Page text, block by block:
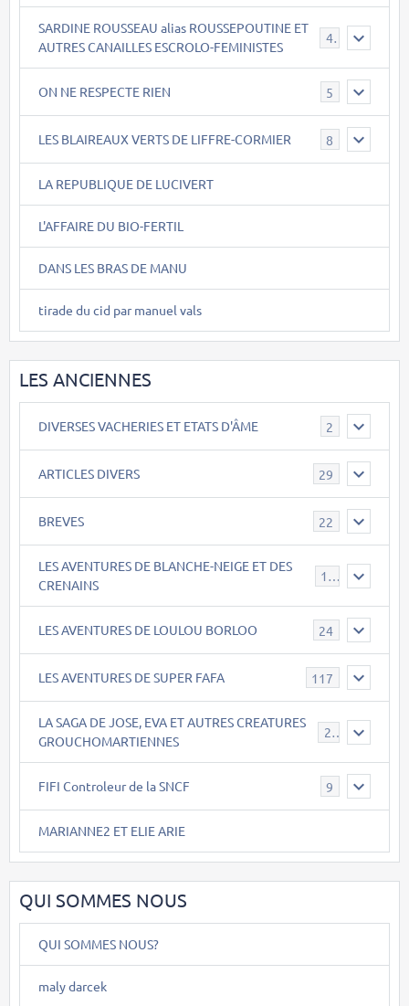
SARDINE ROUSSEAU alias ROUSSEPOUTINE ET
AUTRES CANAILLES ESCROLO-FEMINISTES
40
ON NE RESPECTE RIEN 5
LES BLAIREAUX VERTS DE LIFFRE-CORMIER 8
LA REPUBLIQUE DE LUCIVERT
L'AFFAIRE DU BIO-FERTIL
DANS LES BRAS DE MANU
tirade du cid par manuel vals
LES ANCIENNES
DIVERSES VACHERIES ET ETATS D'ÂME 2
ARTICLES DIVERS 29
BREVES 22
LES AVENTURES DE BLANCHE-NEIGE ET DES
CRENAINS
17
LES AVENTURES DE LOULOU BORLOO 24
LES AVENTURES DE SUPER FAFA 117
LA SAGA DE JOSE, EVA ET AUTRES CREATURES
GROUCHOMARTIENNES
26
FIFI Controleur de la SNCF 9
MARIANNE2 ET ELIE ARIE
QUI SOMMES NOUS
QUI SOMMES NOUS?
maly darcek